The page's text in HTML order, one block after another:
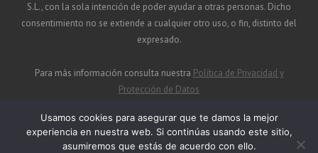
S.L., con la sola intención de poder ayudar a otras personas. Dicho
consentimiento no se extiende a cualquier otro uso, o fin, distinto del
expresado.
Para más información consulta nuestra Política de Privacidad y
Protección de Datos
Usamos cookies para asegurar que te damos la mejor
experiencia en nuestra web. Si continúas usando este sitio,
asumiremos que estás de acuerdo con ello.